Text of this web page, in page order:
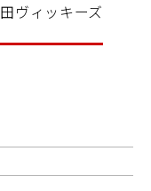
ヴィッキーズ